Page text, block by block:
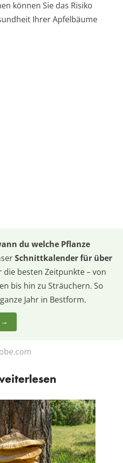
können Sie das Risiko
Ihrer Apfelbäume
du welche Pflanze
Schnittkalender für über
besten Zeitpunkte – von
bis hin zu Sträuchern. So
Jahr in Bestform.
→